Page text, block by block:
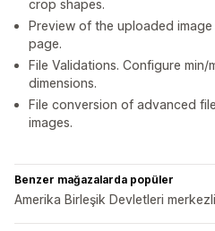
crop shapes.
Preview of the uploaded
page.
File Validations. Configure min/
dimensions.
File conversion of advanced
images.
Benzer mağazalarda popüler
Amerika Birleşik Devletleri merkezli